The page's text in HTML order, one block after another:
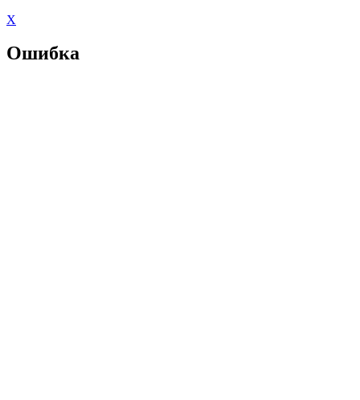
X
Ошибка